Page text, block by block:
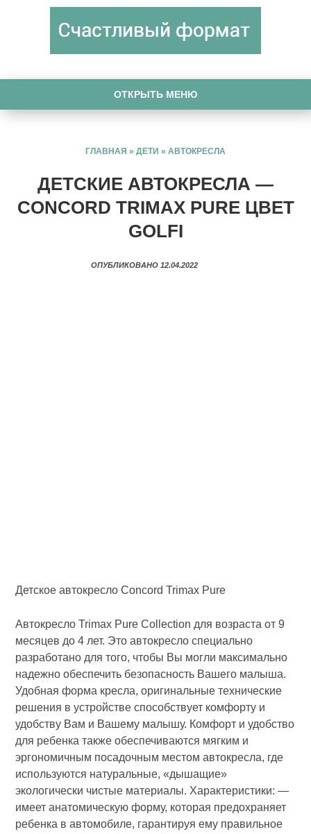
ОТКРЫТЬ МЕНЮ
ГЛАВНАЯ » ДЕТИ » АВТОКРЕСЛА
ДЕТСКИЕ АВТОКРЕСЛА —
CONCORD TRIMAX PURE ЦВЕТ
GOLFI
ОПУБЛИКОВАНО 12.04.2022
Детское автокресло Concord Trimax Pure
Автокресло Trimax Pure Collection для возраста от 9
месяцев до 4 лет. Это автокресло специально
разработано для того, чтобы Вы могли максимально
надежно обеспечить безопасность Вашего малыша.
Удобная форма кресла, оригинальные технические
решения в устройстве способствует комфорту и
удобству Вам и Вашему малышу. Комфорт и удобство
для ребенка также обеспечиваются мягким и
эргономичным посадочным местом автокресла, где
используются натуральные, «дышащие»
экологически чистые материалы. Характеристики: —
имеет анатомическую форму, которая предохраняет
ребенка в автомобиле, гарантируя ему правильное